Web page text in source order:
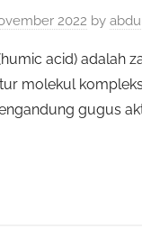
2022 by
acid) adalah
molekul
gugus